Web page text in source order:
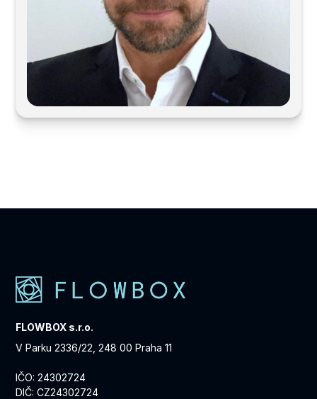
FLOWBOX s.r.o.
V Parku 2336/22, 248 00 Praha 11
IČO: 24302724
DIČ: CZ24302724